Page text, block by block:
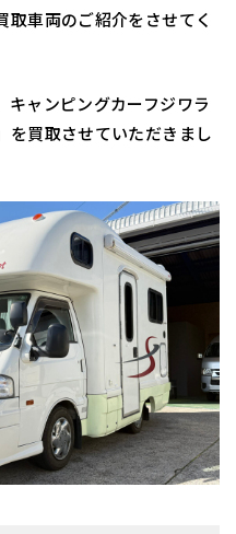
取車両のご紹介をさせてく
キャンピングカーフジワラ
を買取させていただきまし